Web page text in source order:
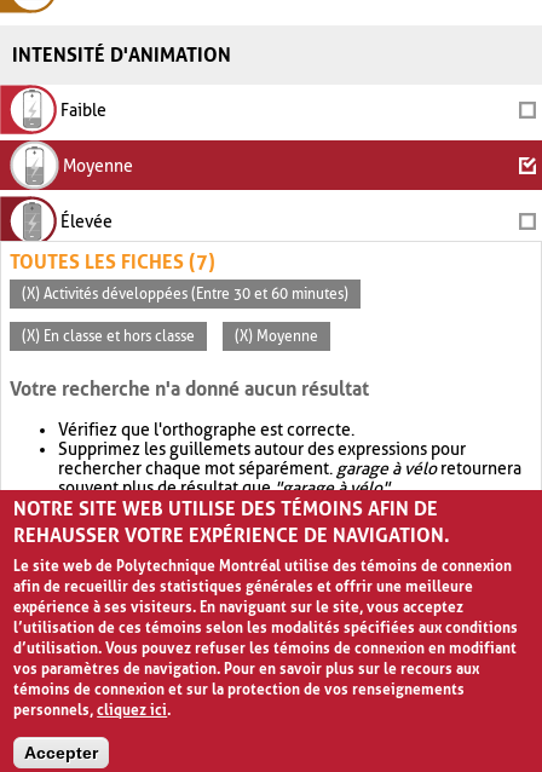
INTENSITÉ D'ANIMATION
Faible
Moyenne
Élevée
TOUTES LES FICHES (7)
(X) Activités développées (Entre 30 et 60 minutes)
(X) En classe et hors classe (X) Moyenne
Votre recherche n'a donné aucun résultat
Vérifiez que l'orthographe est correcte.
Supprimez les guillemets autour des expressions pour
rechercher chaque mot séparément. garage à véloretournera
souvent plus de résultat que"garage à vélo".
Envisagez d'élargir votre recherche avec OR.garage OR vélo
retournera souvent plus de résultat quegarage à vélo
NOTRE SITE WEB UTILISE DES TÉMOINS AFIN DE
REHAUSSER VOTRE EXPÉRIENCE DE NAVIGATION.
Le site web de Polytechnique Montréal utilise des témoins de connexion
afin de recueillir des statistiques générales et offrir une meilleure
expérience à ses visiteurs. En naviguant sur le site, vous acceptez
l’utilisation de ces témoins selon les modalités spécifiées aux conditions
d’utilisation. Vous pouvez refuser les témoins de connexion en modifiant
vos paramètres de navigation. Pour en savoir plus sur le recours aux
témoins de connexion et sur la protection de vos renseignements
personnels,cliquez ici.
Accepter